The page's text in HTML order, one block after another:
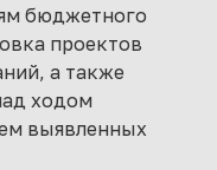
бюджетного
проектов
а также
ходом
выявленных